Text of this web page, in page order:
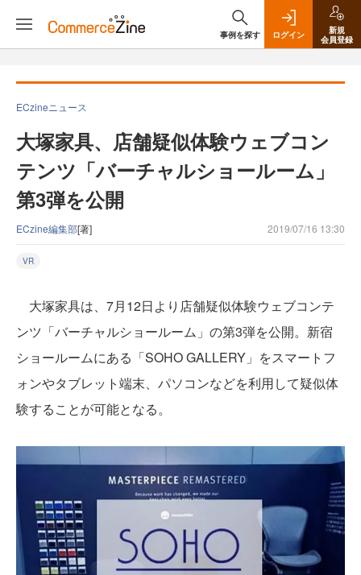
事例を探す ログイン
新規
会員登録
ECzineニュース
大塚家具、店舗疑似体験ウェブコン
テンツ「バーチャルショールーム」
第3弾を公開
ECzine編集部[著] 2019/07/16 13:30
VR
大塚家具は、7月12日より店舗疑似体験ウェブコンテ
ンツ「バーチャルショールーム」の第3弾を公開。新宿
ショールームにある「SOHO GALLERY」をスマートフ
ォンやタブレット端末、パソコンなどを利用して疑似体
験することが可能となる。